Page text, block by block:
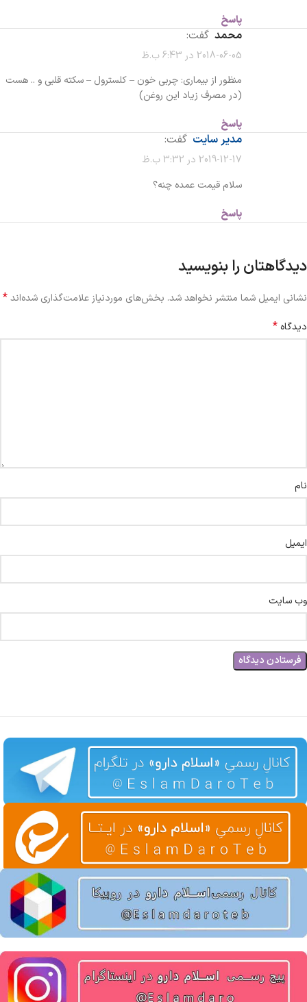
پاسخ
محمد گفت:
2018-06-05 در 6:43 ب.ظ
منظور از بیماری: چربی خون – کلسترول – سکته قلبی و .. هست
(در مصرف زیاد این روغن)
پاسخ
مدیر سایت گفت:
2019-12-17 در 3:32 ب.ظ
سلام قیمت عمده چنه؟
پاسخ
دیدگاهتان را بنویسید
نشانی ایمیل شما منتشر نخواهد شد. بخش‌های موردنیاز علامت‌گذاری شده‌اند*
دیدگاه *
نام
ایمیل
وب‌ سایت